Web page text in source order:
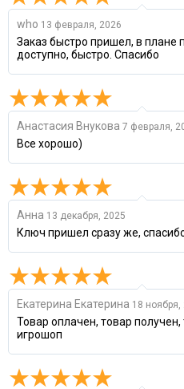
who 13 февраля, 2026
Заказ быстро пришел, в плане
доступно, быстро. Спасибо
Анастасия Внукова 7 февраля,
Все хорошо)
Анна 13 декабря, 2025
Ключ пришел сразу же,
Екатерина Екатерина 18 ноября,
Товар оплачен, товар
игрошоп